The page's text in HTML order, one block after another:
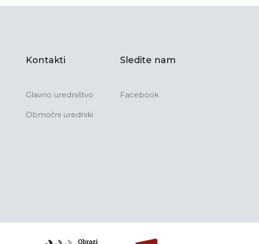
Kontakti
Glavno uredništvo
Območni uredniki
Sledite nam
Facebook